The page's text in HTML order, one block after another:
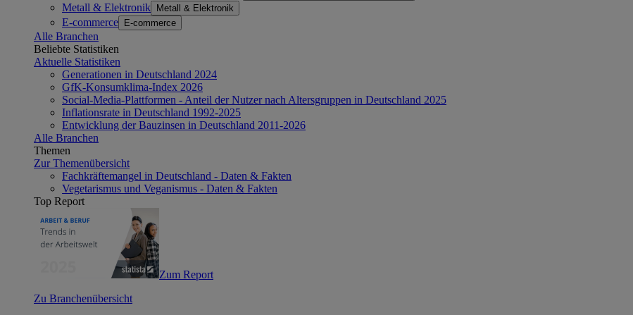
Metall & Elektronik Metall & Elektronik
E-commerce E-commerce
Alle Branchen
Beliebte Statistiken
Aktuelle Statistiken
Generationen in Deutschland 2024
GfK-Konsumklima-Index 2026
Social-Media-Plattformen - Anteil der Nutzer nach Altersgruppen in Deutschland 2025
Inflationsrate in Deutschland 1992-2025
Entwicklung der Bauzinsen in Deutschland 2011-2026
Alle Branchen
Themen
Zur Themenübersicht
Fachkräftemangel in Deutschland - Daten & Fakten
Vegetarismus und Veganismus - Daten & Fakten
Top Report
Zum Report
Zu Branchenübersicht